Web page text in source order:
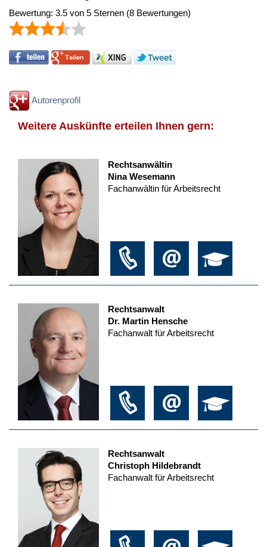
Bewertung: 3.5 von 5 Sternen (8 Bewertungen)
Autorenprofil
Weitere Auskünfte erteilen Ihnen gern:
Rechtsanwältin
Nina Wesemann
Fachanwältin für Arbeitsrecht
Rechtsanwalt
Dr. Martin Hensche
Fachanwalt für Arbeitsrecht
Rechtsanwalt
Christoph Hildebrandt
Fachanwalt für Arbeitsrecht